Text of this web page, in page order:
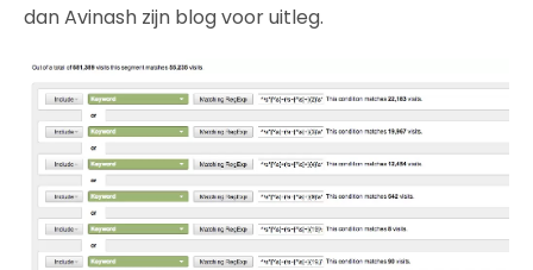
dan Avinash zijn blog voor uitleg.